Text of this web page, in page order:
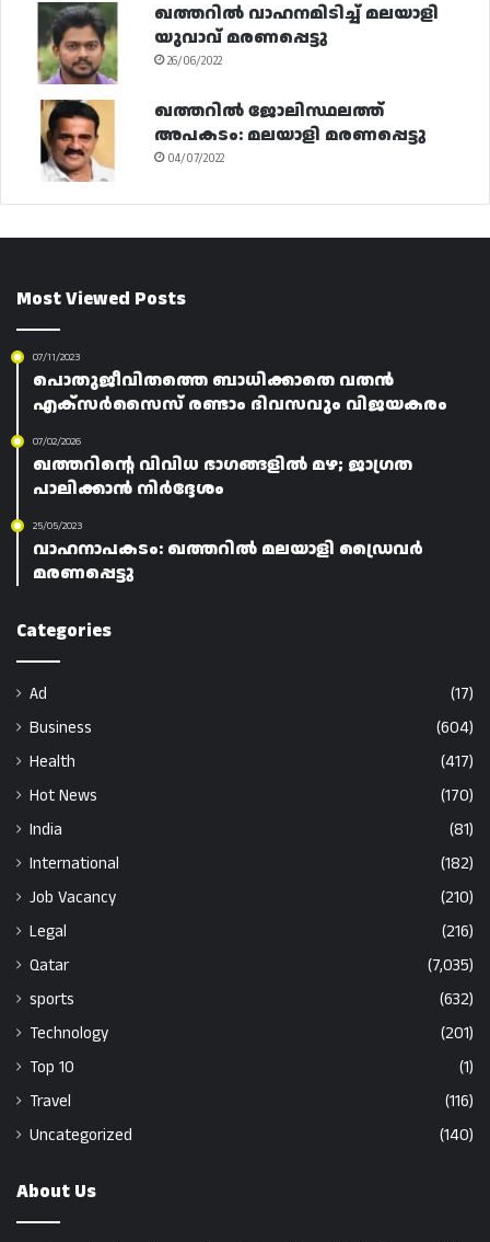
ഖത്തറിൽ വാഹനമിടിച്ച് മലയാളി
യുവാവ് മരണപ്പെട്ടു
26/06/2022
ഖത്തറിൽ ജോലിസ്ഥലത്ത്
അപകടം: മലയാളി മരണപ്പെട്ടു
04/07/2022
Most Viewed Posts
07/11/2023
പൊതുജീവിതത്തെ ബാധിക്കാതെ വതൻ
എക്സർസൈസ് രണ്ടാം ദിവസവും വിജയകരം
07/02/2026
ഖത്തറിന്റെ വിവിധ ഭാഗങ്ങളിൽ മഴ; ജാഗ്രത
പാലിക്കാൻ നിർദ്ദേശം
25/05/2023
വാഹനാപകടം: ഖത്തറിൽ മലയാളി ഡ്രൈവർ
മരണപ്പെട്ടു
Categories
Ad
(17)
Business
(604)
Health
(417)
Hot News
(170)
India
(81)
International
(182)
Job Vacancy
(210)
Legal
(216)
Qatar
(7,035)
sports
(632)
Technology
(201)
Top 10
(1)
Travel
(116)
Uncategorized
(140)
About Us